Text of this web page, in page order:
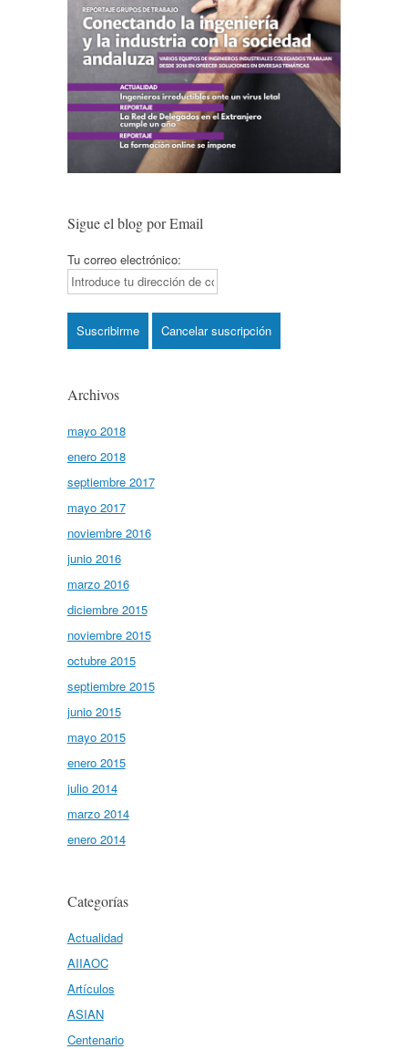
Sigue el blog por Email
Tu correo electrónico:
Archivos
mayo 2018
enero 2018
septiembre 2017
mayo 2017
noviembre 2016
junio 2016
marzo 2016
diciembre 2015
noviembre 2015
octubre 2015
septiembre 2015
junio 2015
mayo 2015
enero 2015
julio 2014
marzo 2014
enero 2014
Categorías
Actualidad
AIIAOC
Artículos
ASIAN
Centenario